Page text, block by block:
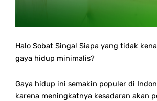
Halo Sobat Singa! Siapa yang tidak
gaya hidup minimalis?
Gaya hidup ini semakin populer di
karena meningkatnya kesadaran akan